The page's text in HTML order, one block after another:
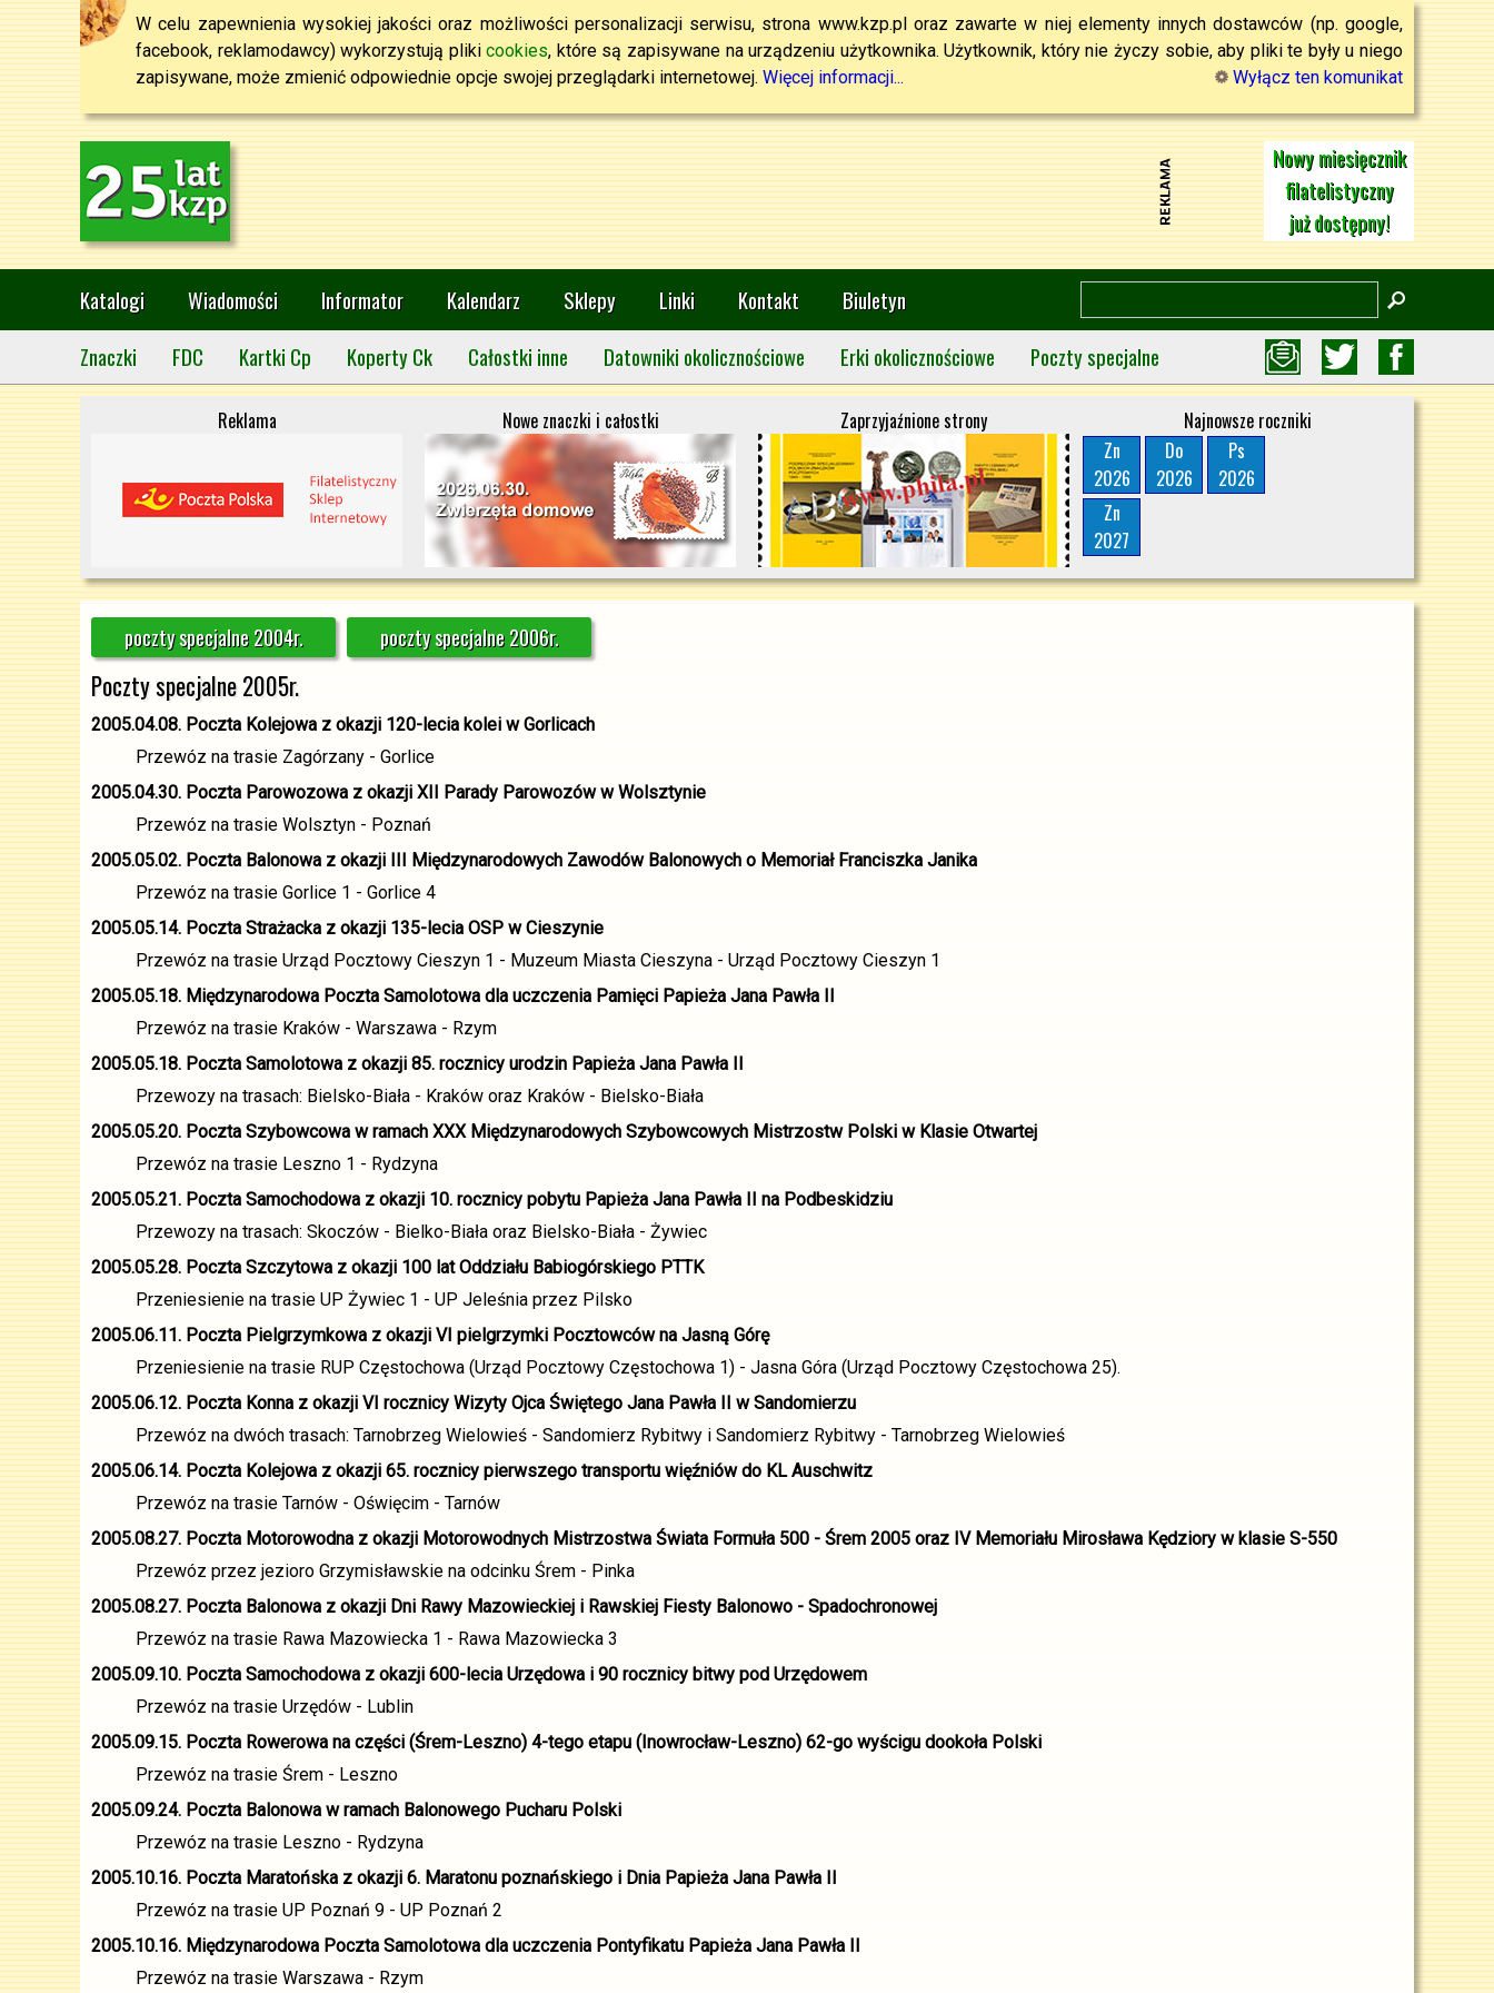
W celu zapewnienia wysokiej jakości oraz możliwości personalizacji serwisu, strona www.kzp.pl oraz zawarte w niej elementy innych dostawców (np. google,
facebook, reklamodawcy) wykorzystują plikicookies, które są zapisywane na urządzeniu użytkownika. Użytkownik, który nie życzy sobie, aby pliki te były u niego
zapisywane, może zmienić odpowiednie opcje swojej przeglądarki internetowej. Więcej informacji... Wyłącz ten komunikat
Nowy miesięcznik
filatelistyczny
już dostępny!
Katalogi Wiadomości Informator Kalendarz Sklepy Linki Kontakt
Biuletyn
Znaczki
FDC Kartki Cp Koperty Ck Całostki inne Datowniki okolicznościowe Erki okolicznościowe Poczty specjalne
Reklama Nowe znaczki i całostki Zaprzyjaźnione strony
Najnowsze roczniki
Zn
2026
Do
2026
Ps
2026
Zn
2027
poczty specjalne 2004r. poczty specjalne 2006r.
Poczty specjalne 2005r.
2005.04.08. Poczta Kolejowa z okazji 120-lecia kolei w Gorlicach
Przewóz na trasie Zagórzany - Gorlice
2005.04.30. Poczta Parowozowa z okazji XII Parady Parowozów w Wolsztynie
Przewóz na trasie Wolsztyn - Poznań
2005.05.02. Poczta Balonowa z okazji III Międzynarodowych Zawodów Balonowych o Memoriał Franciszka Janika
Przewóz na trasie Gorlice 1 - Gorlice 4
2005.05.14. Poczta Strażacka z okazji 135-lecia OSP w Cieszynie
Przewóz na trasie Urząd Pocztowy Cieszyn 1 - Muzeum Miasta Cieszyna - Urząd Pocztowy Cieszyn 1
2005.05.18. Międzynarodowa Poczta Samolotowa dla uczczenia Pamięci Papieża Jana Pawła II
Przewóz na trasie Kraków - Warszawa - Rzym
2005.05.18. Poczta Samolotowa z okazji 85. rocznicy urodzin Papieża Jana Pawła II
Przewozy na trasach: Bielsko-Biała - Kraków oraz Kraków - Bielsko-Biała
2005.05.20. Poczta Szybowcowa w ramach XXX Międzynarodowych Szybowcowych Mistrzostw Polski w Klasie Otwartej
Przewóz na trasie Leszno 1 - Rydzyna
2005.05.21. Poczta Samochodowa z okazji 10. rocznicy pobytu Papieża Jana Pawła II na Podbeskidziu
Przewozy na trasach: Skoczów - Bielko-Biała oraz Bielsko-Biała - Żywiec
2005.05.28. Poczta Szczytowa z okazji 100 lat Oddziału Babiogórskiego PTTK
Przeniesienie na trasie UP Żywiec 1 - UP Jeleśnia przez Pilsko
2005.06.11. Poczta Pielgrzymkowa z okazji VI pielgrzymki Pocztowców na Jasną Górę
Przeniesienie na trasie RUP Częstochowa (Urząd Pocztowy Częstochowa 1) - Jasna Góra (Urząd Pocztowy Częstochowa 25).
2005.06.12. Poczta Konna z okazji VI rocznicy Wizyty Ojca Świętego Jana Pawła II w Sandomierzu
Przewóz na dwóch trasach: Tarnobrzeg Wielowieś - Sandomierz Rybitwy i Sandomierz Rybitwy - Tarnobrzeg Wielowieś
2005.06.14. Poczta Kolejowa z okazji 65. rocznicy pierwszego transportu więźniów do KL Auschwitz
Przewóz na trasie Tarnów - Oświęcim - Tarnów
2005.08.27. Poczta Motorowodna z okazji Motorowodnych Mistrzostwa Świata Formuła 500 - Śrem 2005 oraz IV Memoriału Mirosława Kędziory w klasie S-550
Przewóz przez jezioro Grzymisławskie na odcinku Śrem - Pinka
2005.08.27. Poczta Balonowa z okazji Dni Rawy Mazowieckiej i Rawskiej Fiesty Balonowo - Spadochronowej
Przewóz na trasie Rawa Mazowiecka 1 - Rawa Mazowiecka 3
2005.09.10. Poczta Samochodowa z okazji 600-lecia Urzędowa i 90 rocznicy bitwy pod Urzędowem
Przewóz na trasie Urzędów - Lublin
2005.09.15. Poczta Rowerowa na części (Śrem-Leszno) 4-tego etapu (Inowrocław-Leszno) 62-go wyścigu dookoła Polski
Przewóz na trasie Śrem - Leszno
2005.09.24. Poczta Balonowa w ramach Balonowego Pucharu Polski
Przewóz na trasie Leszno - Rydzyna
2005.10.16. Poczta Maratońska z okazji 6. Maratonu poznańskiego i Dnia Papieża Jana Pawła II
Przewóz na trasie UP Poznań 9 - UP Poznań 2
2005.10.16. Międzynarodowa Poczta Samolotowa dla uczczenia Pontyfikatu Papieża Jana Pawła II
Przewóz na trasie Warszawa - Rzym